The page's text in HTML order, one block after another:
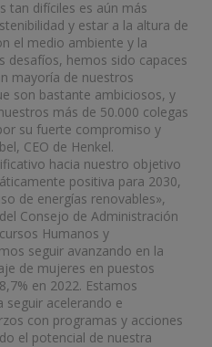
tan difíciles es aún más
y estar a la altura de
el medio ambiente y la
desafíos, hemos sido capaces
mayoría de nuestros
son bastante ambiciosos, y
más de 50.000 colegas
su fuerte compromiso y
CEO de Henkel.
hacia nuestro objetivo
positiva para 2030,
de energías renovables»,
Consejo de Administración
Humanos y
seguir avanzando en la
de mujeres en puestos
en 2022. Estamos
acelerando e
con programas y acciones
el potencial de nuestra